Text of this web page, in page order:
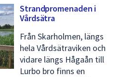
Strandpromenaden i
Vårdsätra
Från Skarholmen, längs
hela Vårdsätraviken och
vidare längs Hågaån till
Lurbo bro finns en